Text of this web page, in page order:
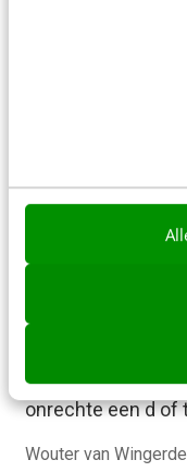
CONTENT &
Dt-fouten: de
ongelukjes
Iedereen maakt
speller verschijnt
onrechte een d of
Wouter van